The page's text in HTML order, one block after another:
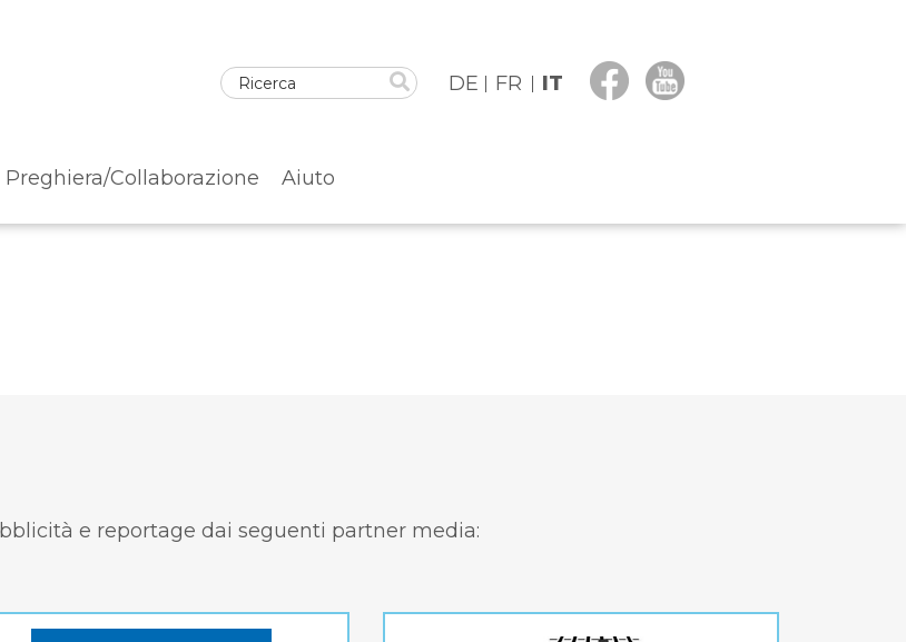
DE FR IT
Preghiera/Collaborazione Aiuto
e reportage dai seguenti partner media: